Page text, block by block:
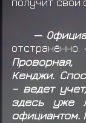
—
отстранённо.
Проворная,
Кенджи.
– ведет
здесь уже
официантом.